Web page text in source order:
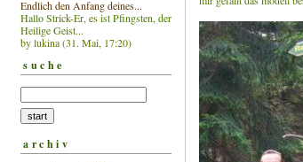
Endlich den Anfang deines...
Hallo Strick-Er, es ist Pfingsten, der
Heilige Geist...
by lukina (31. Mai, 17:20)
suche
archiv